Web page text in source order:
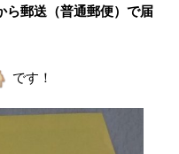
ら郵送（普通郵便）で届
です！